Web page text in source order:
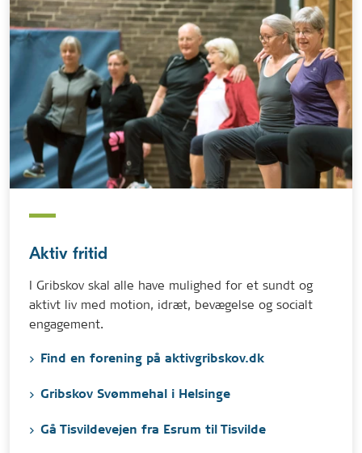
Aktiv fritid
I Gribskov skal alle have mulighed for et sundt og
aktivt liv med motion, idræt, bevægelse og socialt
engagement.
Find en forening på aktivgribskov.dk
Gribskov Svømmehal i Helsinge
Gå Tisvildevejen fra Esrum til Tisvilde